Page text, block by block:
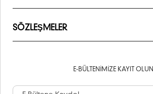
SÖZLEŞMELER
E-BÜLTENIMIZE KAYIT OLUN